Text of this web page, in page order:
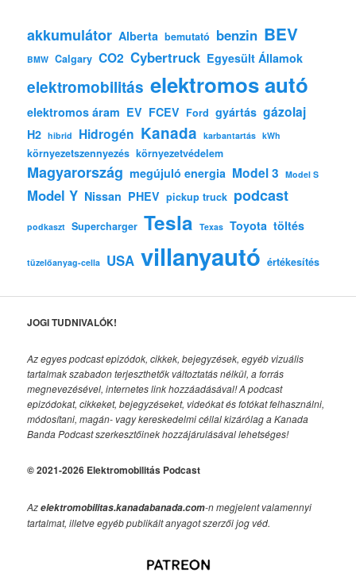
akkumulátor Alberta bemutató benzin BEV
BMW Calgary CO2 Cybertruck Egyesült Államok
elektromobilitás elektromos autó
elektromos áram EV FCEV Ford gyártás gázolaj
H2 hibrid Hidrogén Kanada karbantartás kWh
környezetszennyezés környezetvédelem
Magyarország megújuló energia Model 3 Model S
Model Y Nissan PHEV pickup truck podcast
podkaszt Supercharger Tesla Texas Toyota töltés
tüzelőanyag-cella USA villanyautó értékesítés
JOGI TUDNIVALÓK!
Az egyes podcast epizódok, cikkek, bejegyzések, egyéb vizuális
tartalmak szabadon terjeszthetők változtatás nélkül, a forrás
megnevezésével, internetes link hozzáadásával!A podcast
epizódokat, cikkeket, bejegyzéseket, videókat és fotókat felhasználni,
módosítani, magán- vagy kereskedelmi céllal kizárólag a Kanada
Banda Podcast szerkesztőinek hozzájárulásával lehetséges!
© 2021-2026 Elektromobilitás Podcast
Azelektromobilitas.kanadabanada.com-n megjelent valamennyi
tartalmat, illetve egyéb publikált anyagot szerzői jog véd.